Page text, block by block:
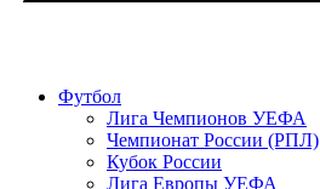
Футбол
Лига Чемпионов УЕФА
Чемпионат России (РПЛ)
Кубок России
Лига Европы УЕФА